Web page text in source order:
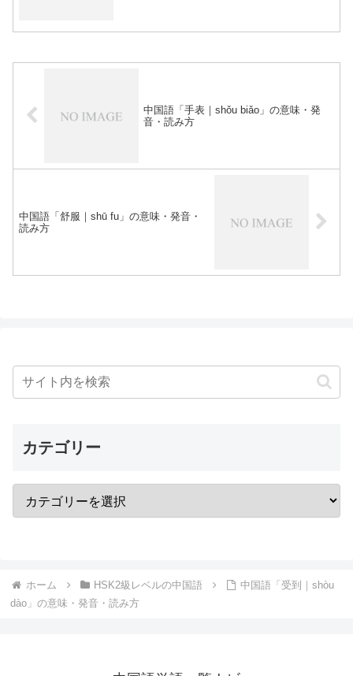
中国語「手表｜shǒu biǎo」の意味・発
音・読み方
中国語「舒服｜shū fu」の意味・発音・
読み方
カテゴリー
ホーム HSK2級レベルの中国語
中国語「受到｜shòu
dào」の意味・発音・読み方